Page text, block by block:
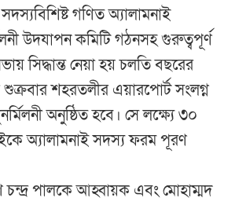
গণিত অ্যালামনাই
উদযাপন কমিটি গঠনসহ গুরুত্বপূর্ণ
সিদ্ধান্ত নেয়া হয় চলতি বছরের
শহরতলীর এয়ারপোর্ট সংলগ্ন
অনুষ্ঠিত হবে। সে লক্ষ্যে ৩০
অ্যালামনাই সদস্য ফরম পূরণ
পালকে আহ্বায়ক এবং মোহাম্মদ